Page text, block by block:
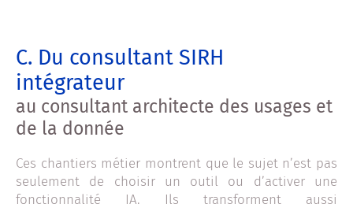
C. Du consultant SIRH
intégrateur
au consultant architecte des usages et
de la donnée
Ces chantiers métier montrent que le sujet n’est pas
seulement de choisir un outil ou d’activer une
fonctionnalité IA. Ils transforment aussi